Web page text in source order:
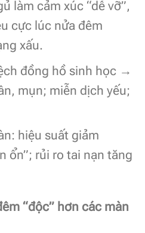
làm cảm xúc “dễ vỡ”,
cực lúc nửa đêm
xấu.
đồng hồ sinh học →
mụn; miễn dịch yếu;
hiệu suất giảm
ổn”; rủi ro tai nạn tăng
“độc” hơn các màn